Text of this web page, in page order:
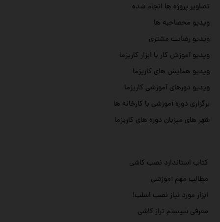
تصاویر پروژه ها انجام شده
ویدیو محصاحبه ها
ویدیو رضایت مشتری
ویدیو آموزش کار با ابزار کاریزما
ویدیو همایش های کاریزما
ویدیو دورهای آموزشی کاریزما
برگزاری دوره آموزشی با کارخانه ها
شهر های میزبان دوره های کاریزما
کتاب استاندارد نصب کاشی
مطالب مهم آموزشی
ابزار مورد نیاز نصب اسلب!
معرفی سیستم تراز کاشی